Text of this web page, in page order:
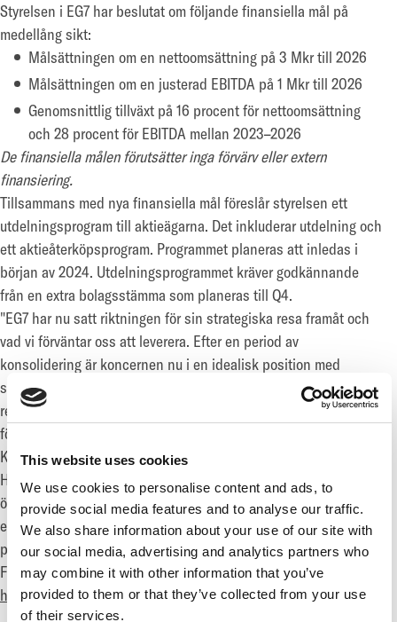
This website uses cookies
We use cookies to personalise content and ads, to
provide social media features and to analyse our traffic.
We also share information about your use of our site with
our social media, advertising and analytics partners who
may combine it with other information that you’ve
provided to them or that they’ve collected from your use
of their services.
Styrelsen i EG7 har beslutat om följande finansiella mål på
medellång sikt:
Målsättningen om en nettoomsättning på 3 Mkr till 2026
Målsättningen om en justerad EBITDA på 1 Mkr till 2026
Genomsnittlig tillväxt på 16 procent för nettoomsättning
och 28 procent för EBITDA mellan 2023–2026
De finansiella målen förutsätter inga förvärv eller extern
finansiering.
Tillsammans med nya finansiella mål föreslår styrelsen ett
utdelningsprogram till aktieägarna. Det inkluderar utdelning och
ett aktieåterköpsprogram. Programmet planeras att inledas i
början av 2024. Utdelningsprogrammet kräver godkännande
från en extra bolagsstämma som planeras till Q4.
"EG7 har nu satt riktningen för sin strategiska resa framåt och
vad vi förväntar oss att leverera. Efter en period av
konsolidering är koncernen nu i en idealisk position med
strukturerade processer på plats. Med målet att allokera
resurser till områden med bäst långsiktig avkastningspotential
för samtliga aktieägare." säger Ji Ham, tillförordnad VD för EG7
Kapitalmarknadsdagen äger rum idag på Filmstaden Sergel,
Hötorget 3, 103 91 Stockholm, mellan 9:30-12:00 CET. Dörrarna
öppnar från 9:10. Presentationerna kommer att hållas på
engelska, och den kommer att livesändas och göras tillgängliga
på EG7:s hemsida.
Följ kapitalmarknadsdagen virtuellt via följande länk:
https://www.enadglobal7.com/capital-markets-day-2023/